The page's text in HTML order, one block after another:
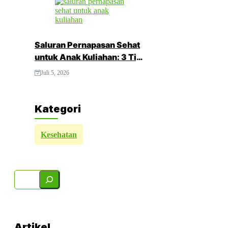
Saluran Pernapasan Sehat
untuk Anak Kuliahan: 3 Tips
Menjaga Napas Tetap
Juli 5, 2026
Kategori
Kesehatan
Search